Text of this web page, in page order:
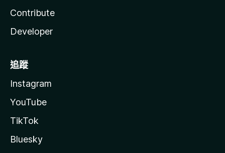
Contribute
Developer
追蹤
Instagram
YouTube
TikTok
Bluesky